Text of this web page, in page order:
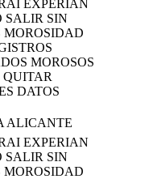
ALICANTE
EXPERIAN
SALIR SIN
MOROSIDAD